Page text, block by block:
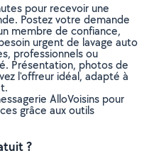
pour recevoir une
Postez votre demande
membre de confiance,
urgent de lavage auto
professionnels ou
Présentation, photos de
l'offreur idéal, adapté à
AlloVoisins pour
grâce aux outils
?